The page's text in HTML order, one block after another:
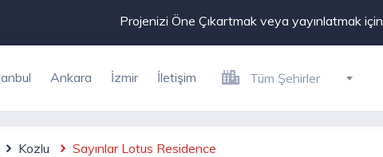
Projenizi Öne Çıkartmak veya yayınlatmak için
Ankara İzmir İletişim Tüm Şehirler
Kozlu Sayınlar Lotus Residence